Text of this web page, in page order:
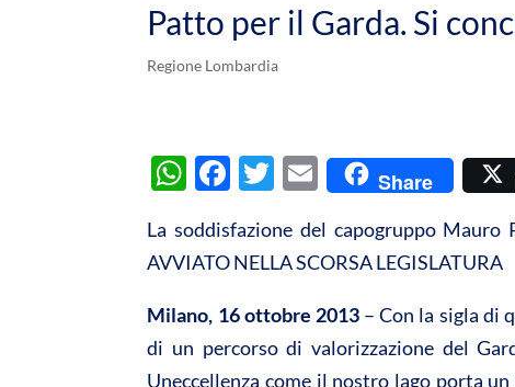
Patto per il Garda. Si
Regione Lombardia
W
at
s
A
p
F
e
b
o
o
T
itt
er
E
ail
Share
La soddisfazione del capogruppo Mauro
AVVIATO NELLA SCORSA LEGISLATURA
Milano, 16 ottobre 2013– Con la sigla di
di un percorso di valorizzazione del
Uneccellenza come il nostro lago porta